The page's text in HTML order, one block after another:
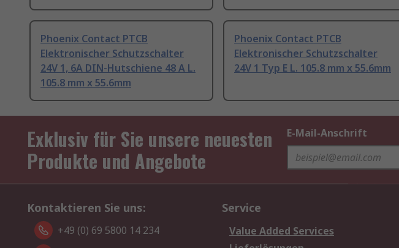
Phoenix Contact PTCB
Elektronischer Schutzschalter
24V 1, 6A DIN-Hutschiene 48 A L.
105.8 mm x 55.6mm
Phoenix Contact PTCB
Elektronischer Schutzschalter
24V 1 Typ E L. 105.8 mm x 55.6mm
Exklusiv für Sie unsere neuesten
Produkte und Angebote
E-Mail-Anschrift
Kontaktieren Sie uns:
+49 (0) 69 5800 14 234
Service
Value Added Services